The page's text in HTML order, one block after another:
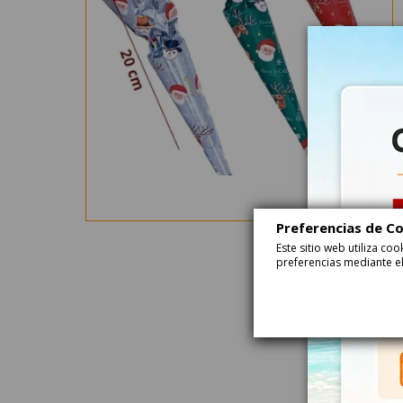
Preferencias de
Este sitio web utiliza
preferencias mediante